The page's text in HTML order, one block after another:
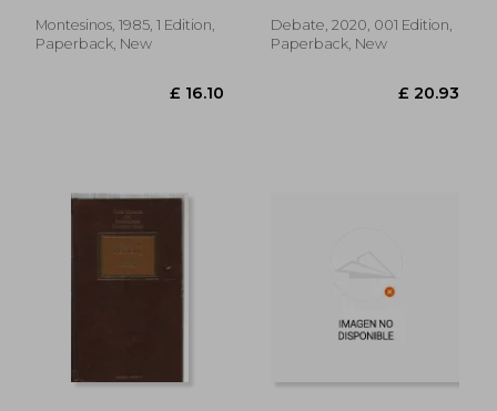
£ 20.24
(in Spanish)
Montesinos, 1985, 1 Edition,
Paperback, New
Spanish)
Debate, 2020, 001 Edition,
Paperback, New